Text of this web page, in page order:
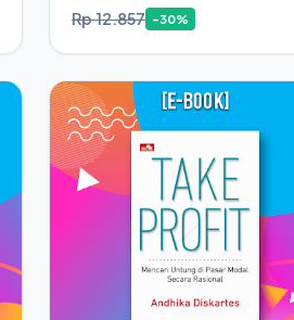
Rp 12.857 -30%